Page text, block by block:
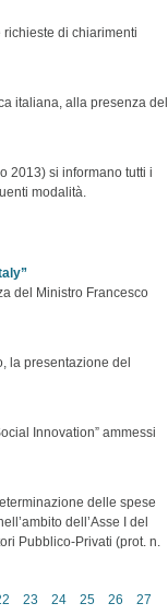
di chiarimenti
italiana, alla presenza del
2013) si informano tutti i
modalità.
del Ministro Francesco
la presentazione del
Innovation” ammessi
delle spese
dell’Asse I del
Pubblico-Privati (prot. n.
23 24 25 26
27